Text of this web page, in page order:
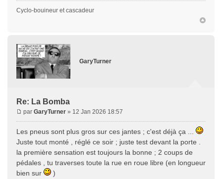
Cyclo-bouineur et cascadeur
GaryTurner
Re: La Bomba
par GaryTurner » 12 Jan 2026 18:57
Les pneus sont plus gros sur ces jantes ; c'est déjà ça ...
Juste tout monté , réglé ce soir ; juste test devant la porte .
la première sensation est toujours la bonne ; 2 coups de
pédales , tu traverses toute la rue en roue libre (en longueur
bien sur
)